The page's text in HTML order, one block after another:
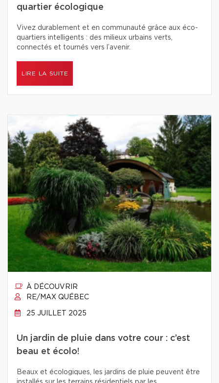
quartier écologique
Vivez durablement et en communauté grâce aux éco-
quartiers intelligents : des milieux urbains verts,
connectés et tournés vers l’avenir.
LIRE LA SUITE
À DÉCOUVRIR
RE/MAX QUÉBEC
25 JUILLET 2025
Un jardin de pluie dans votre cour : c’est
beau et écolo!
Beaux et écologiques, les jardins de pluie peuvent être